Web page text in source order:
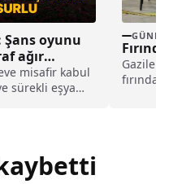
Şans oyunu
ağır
misafir kabul
sürekli eşya
Gaziler
fırında